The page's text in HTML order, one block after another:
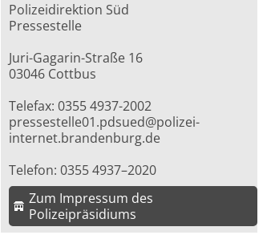
Polizeidirektion Süd
Pressestelle
Juri-Gagarin-Straße 16
03046 Cottbus
Telefax: 0355 4937-2002
pressestelle01.pdsued@polizei-
internet.brandenburg.de
Telefon: 0355 4937–2020
Zum Impressum des
Polizeipräsidiums